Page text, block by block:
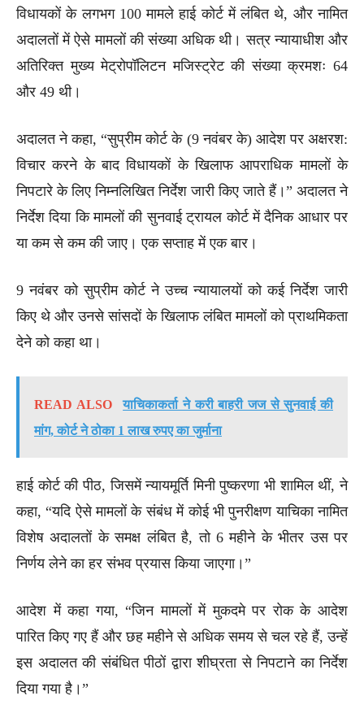
विधायकों के लगभग 100 मामले हाई कोर्ट में लंबित थे, और नामित
अदालतों में ऐसे मामलों की संख्या अधिक थी। सत्र न्यायाधीश और
अतिरिक्त मुख्य मेट्रोपॉलिटन मजिस्ट्रेट की संख्या क्रमशः 64
और 49 थी।
अदालत ने कहा, “सुप्रीम कोर्ट के (9 नवंबर के) आदेश पर अक्षरश:
विचार करने के बाद विधायकों के खिलाफ आपराधिक मामलों के
निपटारे के लिए निम्नलिखित निर्देश जारी किए जाते हैं।” अदालत ने
निर्देश दिया कि मामलों की सुनवाई ट्रायल कोर्ट में दैनिक आधार पर
या कम से कम की जाए। एक सप्ताह में एक बार।
9 नवंबर को सुप्रीम कोर्ट ने उच्च न्यायालयों को कई निर्देश जारी
किए थे और उनसे सांसदों के खिलाफ लंबित मामलों को प्राथमिकता
देने को कहा था।
READ ALSO
याचिकाकर्ता ने करी बाहरी जज से सुनवाई की
मांग, कोर्ट ने ठोका 1 लाख रुपए का जुर्माना
हाई कोर्ट की पीठ, जिसमें न्यायमूर्ति मिनी पुष्करणा भी शामिल थीं, ने
कहा, “यदि ऐसे मामलों के संबंध में कोई भी पुनरीक्षण याचिका नामित
विशेष अदालतों के समक्ष लंबित है, तो 6 महीने के भीतर उस पर
निर्णय लेने का हर संभव प्रयास किया जाएगा।”
आदेश में कहा गया, “जिन मामलों में मुकदमे पर रोक के आदेश
पारित किए गए हैं और छह महीने से अधिक समय से चल रहे हैं, उन्हें
इस अदालत की संबंधित पीठों द्वारा शीघ्रता से निपटाने का निर्देश
दिया गया है।”